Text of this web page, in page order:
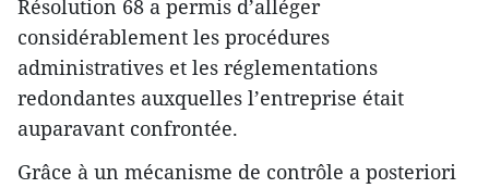
Résolution 68 a permis d’alléger
considérablement les procédures
administratives et les réglementations
redondantes auxquelles l’entreprise était
auparavant confrontée.
Grâce à un mécanisme de contrôle a posteriori